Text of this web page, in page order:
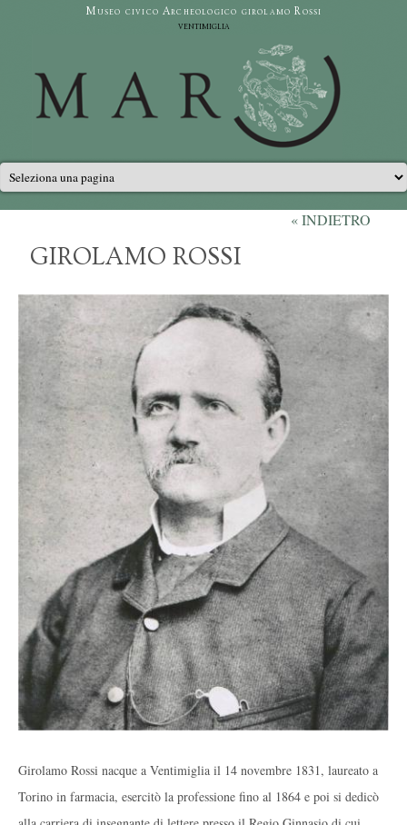
Salta al contenuto principaleMuseo civico Archeologico girolamo Rossi
ventimiglia
Menu principale « INDIETRO
GIROLAMO ROSSI
Girolamo Rossi nacque a Ventimiglia il 14 novembre 1831, laureato a
Torino in farmacia, esercitò la professione fino al 1864 e poi si dedicò